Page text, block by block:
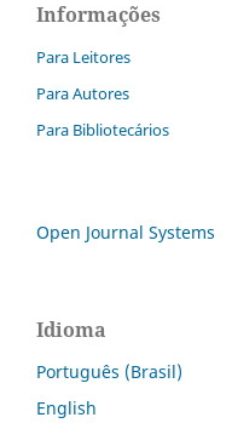
Informações
Para Leitores
Para Autores
Para Bibliotecários
Open Journal Systems
Idioma
Português (Brasil)
English